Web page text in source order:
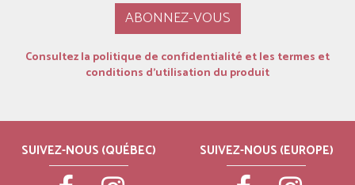
ABONNEZ-VOUS
Consultez la politique de confidentialité et les termes et
conditions d’utilisation du produit
SUIVEZ-NOUS (QUÉBEC) SUIVEZ-NOUS (EUROPE)